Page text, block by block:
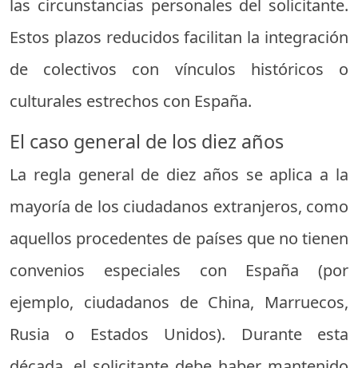
las circunstancias personales del solicitante.
Estos plazos reducidos facilitan la integración
de colectivos con vínculos históricos o
culturales estrechos con España.
El caso general de los diez años
La regla general de diez años se aplica a la
mayoría de los ciudadanos extranjeros, como
aquellos procedentes de países que no tienen
convenios especiales con España (por
ejemplo, ciudadanos de China, Marruecos,
Rusia o Estados Unidos). Durante esta